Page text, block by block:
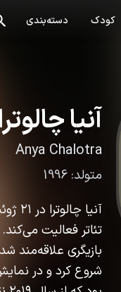
کودک دسته‌بندی
آنیا
Anya Chalotra
متولد: 1996
تئاتر فعالیت
بازیگری علاقه‌مند
شروع کرد و در